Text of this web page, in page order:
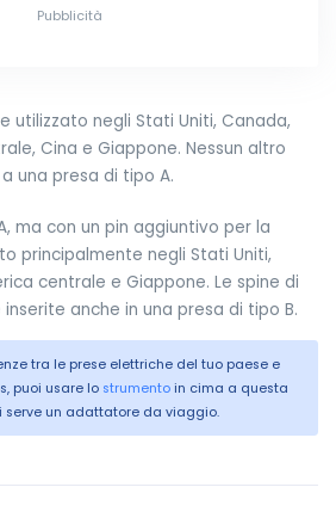
Pubblicità
utilizzato negli Stati Uniti, Canada,
Cina e Giappone. Nessun altro
una presa di tipo A.
ma con un pin aggiuntivo per la
principalmente negli Stati Uniti,
centrale e Giappone. Le spine di
anche in una presa di tipo B.
tra le prese elettriche del tuo paese e
puoi usare lo strumento in cima a questa
serve un adattatore da viaggio.